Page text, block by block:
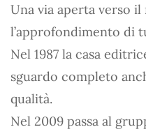
Una via aperta verso il
l’approfondimento di
Nel 1987 la casa
sguardo completo
qualità.
Nel 2009 passa al